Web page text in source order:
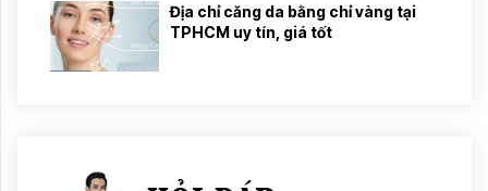
Địa chỉ căng da bằng chỉ vàng tại
TPHCM uy tín, giá tốt